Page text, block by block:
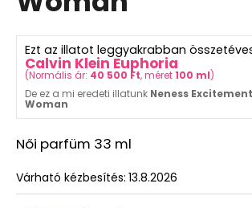
ből
csillag.
Ezt az illatot leggyakrabban
Calvin Klein Euphoria
(Normális ár: 40 500 Ft, méret100 ml)
De ez a mi eredeti illatunk Neness Excitement
Woman
Női parfüm 33 ml
Várható kézbesítés: 13.8.2026